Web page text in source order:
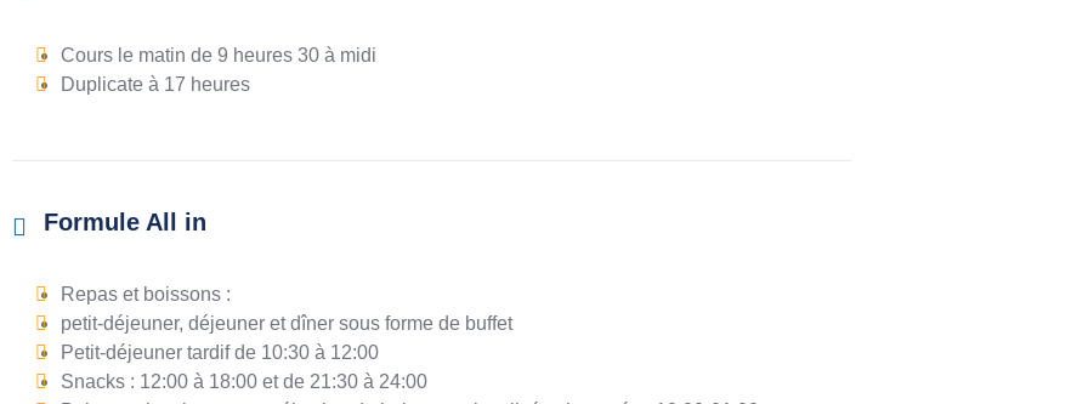
Cours le matin de 9 heures 30 à midi
Duplicate à 17 heures
Formule All in
Repas et boissons :
petit-déjeuner, déjeuner et dîner sous forme de buffet
Petit-déjeuner tardif de 10:30 à 12:00
Snacks : 12:00 à 18:00 et de 21:30 à 24:00